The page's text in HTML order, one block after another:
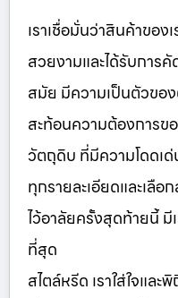
เราเชื่อมั่นว่าสินค้าขอ
สวยงามและได้รับกา
สมัย มีความเป็นตัวขอ
สะท้อนความต้องการข
วัตถุดิบ ที่มีความโดดเด่
ทุกรายละเอียดและเลื
ไว้อาลัยครั้งสุดท้ายนี้
ที่สุด
สไตล์หรีด เราใส่ใจแล